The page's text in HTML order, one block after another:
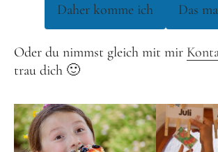
Daher komme ich Das
Oder du nimmst gleich mit mir
trau dich 🙂